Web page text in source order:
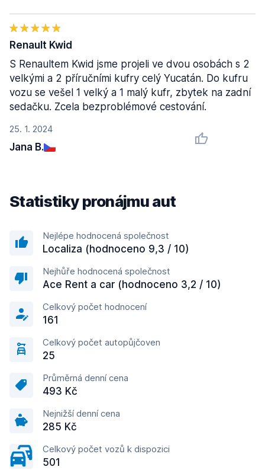
25. 1. 2024
Jana B.
Renault Kwid
S Renaultem Kwid jsme projeli ve dvou osobách s 2
velkými a 2 příručními kufry celý Yucatán. Do kufru
vozu se vešel 1 velký a 1 malý kufr, zbytek na zadní
sedačku. Zcela bezproblémové cestování.
Statistiky pronájmu aut
Nejlépe hodnocená společnost
Localiza (hodnoceno 9,3 / 10)
Nejhůře hodnocená společnost
Ace Rent a car (hodnoceno 3,2 / 10)
Celkový počet hodnocení
161
Celkový počet autopůjčoven
25
Průměrná denní cena
493 Kč
Nejnižší denní cena
285 Kč
Celkový počet vozů k dispozici
501